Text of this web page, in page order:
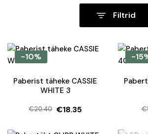
Filtrid
-10%
Paberist täheke CASSIE
WHITE 3
€20.40
Algne
€18.35
Current
-
€